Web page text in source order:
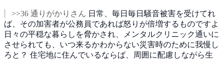
>>36 通りがかりさん 日常、毎日毎日騒音被害を受けてれ
ば、その加害者が公務員であれば怒りが倍増するものですよ
日々の平穏な暮らしを脅かされ、メンタルクリニック通いに
させられても、いつ来るかわからない災害時のために我慢し
ろと？ 住宅地に住んでいるならば、周囲に配慮しながら生